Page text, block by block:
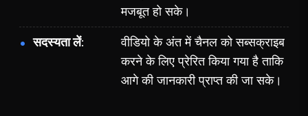
मजबूत हो सके।
सदस्यता लें
वीडियो के अंत में चैनल को सब्सक्राइब
करने के लिए प्रेरित किया गया है ताकि
आगे की जानकारी प्राप्त की जा सके।